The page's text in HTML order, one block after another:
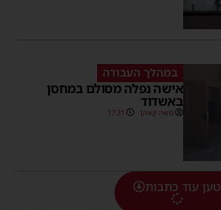
במהלך העבודה
אישה נפלה מסולם במחסן
באשדוד
משה קאהן 17:31
טען עוד כתבות